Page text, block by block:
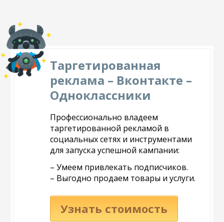
Таргетированная
реклама – Вконтакте –
Одноклассники
Профессионально владеем
таргетированной рекламой в
социальных сетях и инструментами
для запуска успешной кампании:
– Умеем привлекать подписчиков.
– Выгодно продаем товары и услуги.
Узнать стоимость